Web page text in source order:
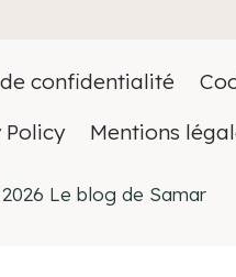
confidentialité
Policy
Mentions
Le blog de Samar